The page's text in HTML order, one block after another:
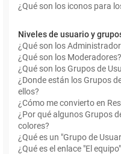
¿Qué son los iconos para
Niveles de usuario y
¿Qué son los
¿Qué son los Moderadores?
¿Qué son los Grupos de
¿Donde están los Grupos
ellos?
¿Cómo me convierto en
¿Por qué algunos Grupos
colores?
¿Qué es un "Grupo de
¿Qué es el enlace "El